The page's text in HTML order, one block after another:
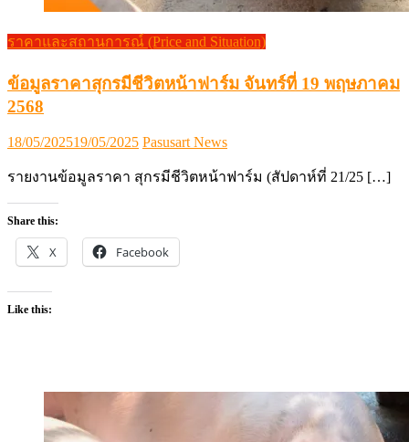
ราคาและสถานการณ์ (Price and Situation)
ข้อมูลราคาสุกรมีชีวิตหน้าฟาร์ม จันทร์ที่ 19 พฤษภาคม
2568
Posted
18/05/202519/05/2025 Author
Pasusart News
รายงานข้อมูลราคา สุกรมีชีวิตหน้าฟาร์ม (สัปดาห์ที่ 21/25 […]
Share this:
X Facebook
Like this: